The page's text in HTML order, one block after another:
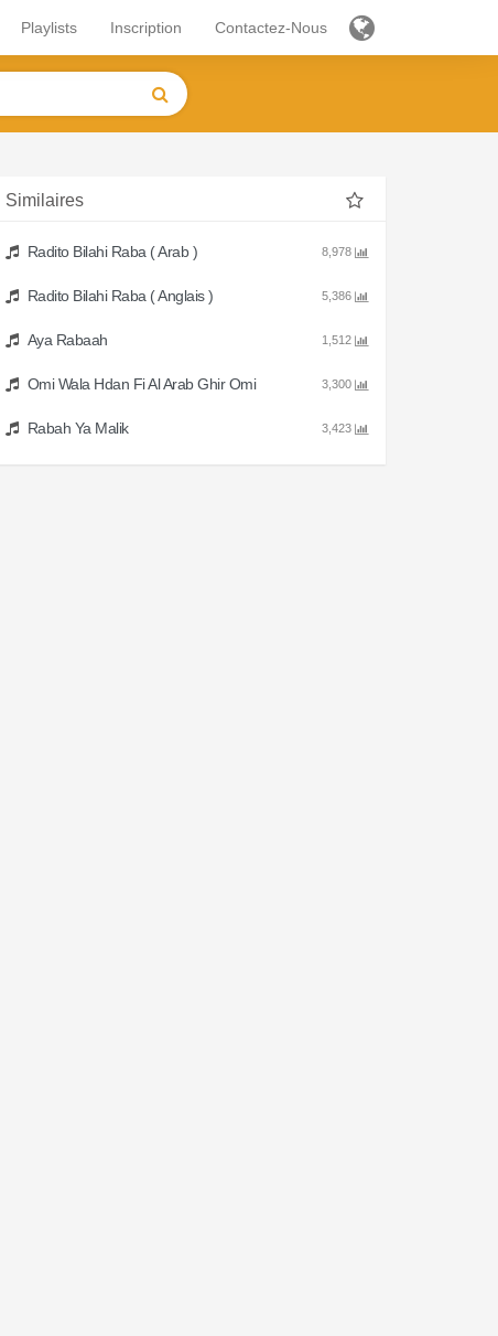
Playlists Inscription Contactez-Nous
Similaires
Radito Bilahi Raba ( Arab ) 8,978
Radito Bilahi Raba ( Anglais ) 5,386
Aya Rabaah 1,512
Omi Wala Hdan Fi Al Arab Ghir Omi 3,300
Rabah Ya Malik 3,423